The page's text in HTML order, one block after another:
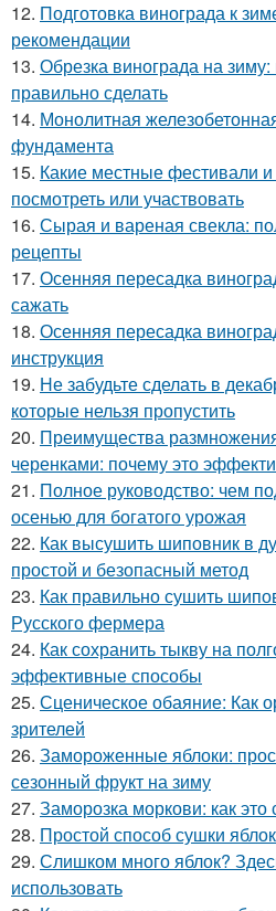
12. Подготовка винограда к
рекомендации
13. Обрезка винограда на зиму:
правильно сделать
14. Монолитная
фундамента
15. Какие местные фестивали
посмотреть или участвовать
16. Сырая и вареная свекла:
рецепты
17. Осенняя пересадка
сажать
18. Осенняя пересадка
инструкция
19. Не забудьте сделать в
которые нельзя пропустить
20. Преимущества
черенками: почему это
21. Полное руководство: чем
осенью для богатого урожая
22. Как высушить шиповник в
простой и безопасный метод
23. Как правильно сушить
Русского фермера
24. Как сохранить тыкву на
эффективные способы
25. Сценическое обаяние: Как
зрителей
26. Замороженные яблоки:
сезонный фрукт на зиму
27. Заморозка моркови: как это
28. Простой способ сушки
29. Слишком много яблок?
использовать